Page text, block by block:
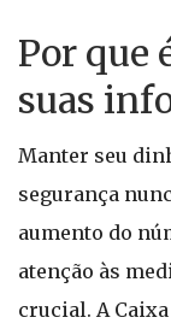
Por que
suas
Manter seu
segurança
aumento do
atenção às
crucial. A